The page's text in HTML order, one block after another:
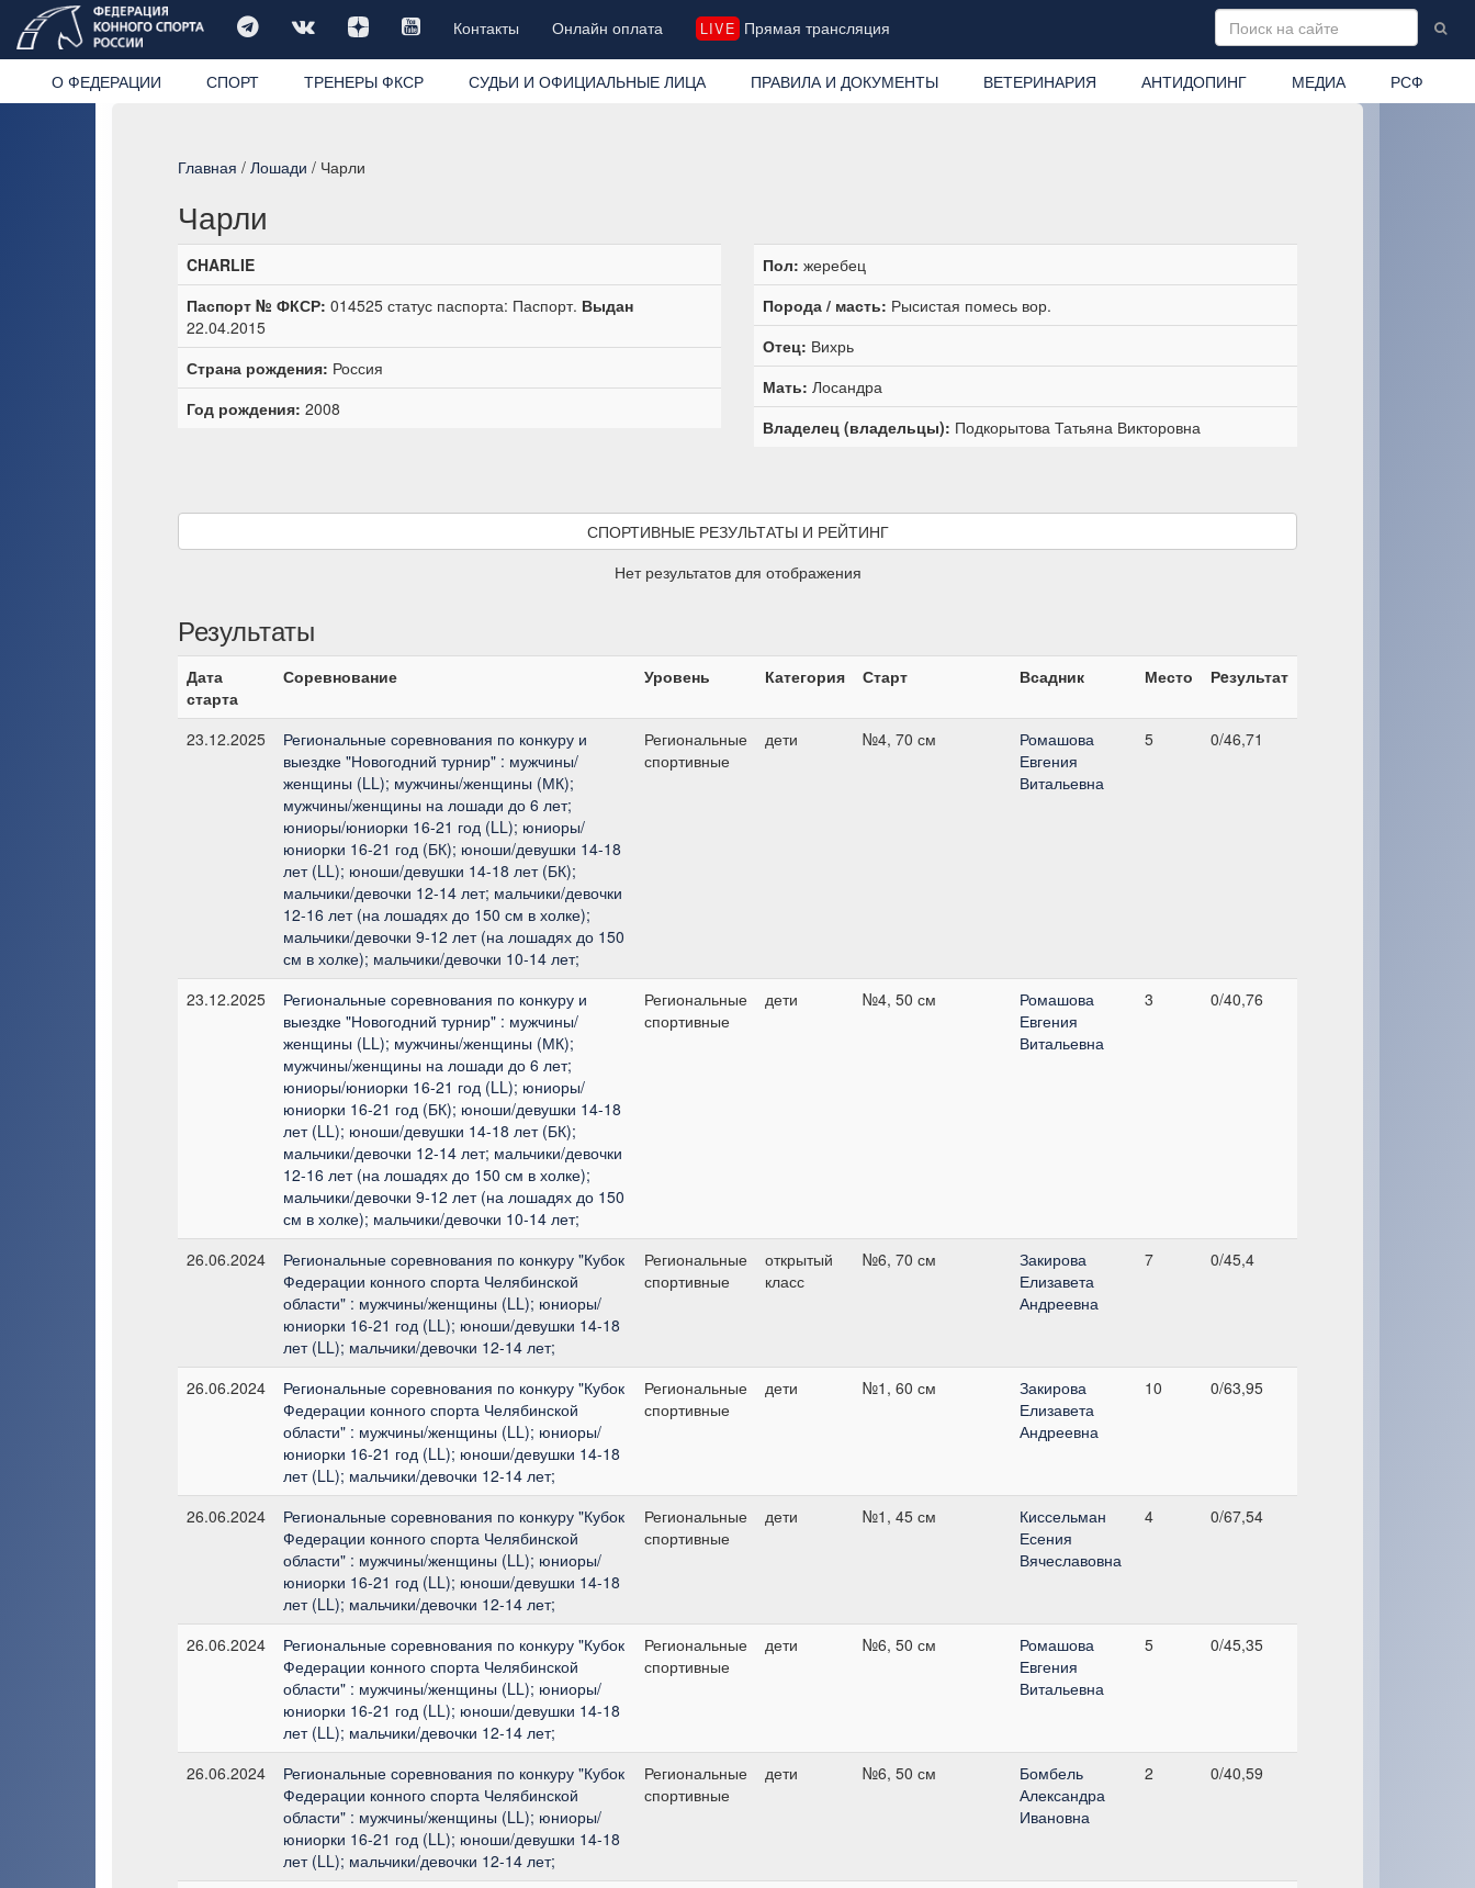
Контакты Онлайн оплата LIVE Прямая трансляция
О ФЕДЕРАЦИИ СПОРТ ТРЕНЕРЫ ФКСР СУДЬИ И ОФИЦИАЛЬНЫЕ ЛИЦА ПРАВИЛА И ДОКУМЕНТЫ ВЕТЕРИНАРИЯ АНТИДОПИНГ МЕДИА РСФ
Главная / Лошади / Чарли
Чарли
CHARLIE
Паспорт № ФКСР: 014525 статус паспорта: Паспорт. Выдан
22.04.2015
Страна рождения: Россия
Год рождения: 2008
Пол: жеребец
Порода / масть: Рысистая помесь вор.
Отец: Вихрь
Мать: Лосандра
Владелец (владельцы): Подкорытова Татьяна Викторовна
СПОРТИВНЫЕ РЕЗУЛЬТАТЫ И РЕЙТИНГ
Нет результатов для отображения
Результаты
Дата
старта
Соревнование Уровень Категория Старт Всадник Место Рeзультат
23.12.2025
Региональные соревнования по конкуру и
выездке "Новогодний турнир" : мужчины/
женщины (LL); мужчины/женщины (МК);
мужчины/женщины на лошади до 6 лет;
юниоры/юниорки 16-21 год (LL); юниоры/
юниорки 16-21 год (БК); юноши/девушки 14-18
лет (LL); юноши/девушки 14-18 лет (БК);
мальчики/девочки 12-14 лет; мальчики/девочки
12-16 лет (на лошадях до 150 см в холке);
мальчики/девочки 9-12 лет (на лошадях до 150
см в холке); мальчики/девочки 10-14 лет;
Региональные
спортивные
дети №4, 70 см
Ромашова
Евгения
Витальевна
5 0/46,71
23.12.2025
Региональные соревнования по конкуру и
выездке "Новогодний турнир" : мужчины/
женщины (LL); мужчины/женщины (МК);
мужчины/женщины на лошади до 6 лет;
юниоры/юниорки 16-21 год (LL); юниоры/
юниорки 16-21 год (БК); юноши/девушки 14-18
лет (LL); юноши/девушки 14-18 лет (БК);
мальчики/девочки 12-14 лет; мальчики/девочки
12-16 лет (на лошадях до 150 см в холке);
мальчики/девочки 9-12 лет (на лошадях до 150
см в холке); мальчики/девочки 10-14 лет;
Региональные
спортивные
дети №4, 50 см
Ромашова
Евгения
Витальевна
3 0/40,76
26.06.2024
Региональные соревнования по конкуру "Кубок
Федерации конного спорта Челябинской
области" : мужчины/женщины (LL); юниоры/
юниорки 16-21 год (LL); юноши/девушки 14-18
лет (LL); мальчики/девочки 12-14 лет;
Региональные
спортивные
открытый
класс
№6, 70 см
Закирова
Елизавета
Андреевна
7 0/45,4
26.06.2024
Региональные соревнования по конкуру "Кубок
Федерации конного спорта Челябинской
области" : мужчины/женщины (LL); юниоры/
юниорки 16-21 год (LL); юноши/девушки 14-18
лет (LL); мальчики/девочки 12-14 лет;
Региональные
спортивные
дети №1, 60 см
Закирова
Елизавета
Андреевна
10 0/63,95
26.06.2024
Региональные соревнования по конкуру "Кубок
Федерации конного спорта Челябинской
области" : мужчины/женщины (LL); юниоры/
юниорки 16-21 год (LL); юноши/девушки 14-18
лет (LL); мальчики/девочки 12-14 лет;
Региональные
спортивные
дети №1, 45 см
Киссельман
Есения
Вячеславовна
4 0/67,54
26.06.2024
Региональные соревнования по конкуру "Кубок
Федерации конного спорта Челябинской
области" : мужчины/женщины (LL); юниоры/
юниорки 16-21 год (LL); юноши/девушки 14-18
лет (LL); мальчики/девочки 12-14 лет;
Региональные
спортивные
дети №6, 50 см
Ромашова
Евгения
Витальевна
5 0/45,35
26.06.2024
Региональные соревнования по конкуру "Кубок
Федерации конного спорта Челябинской
области" : мужчины/женщины (LL); юниоры/
юниорки 16-21 год (LL); юноши/девушки 14-18
лет (LL); мальчики/девочки 12-14 лет;
Региональные
спортивные
дети №6, 50 см
Бомбель
Александра
Ивановна
2 0/40,59